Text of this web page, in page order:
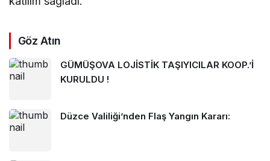
Göz Atın
GÜMÜŞOVA LOJİSTİK TAŞIYICILAR KOOP.’İ
KURULDU !
Düzce Valiliği’nden Flaş Yangın Kararı: